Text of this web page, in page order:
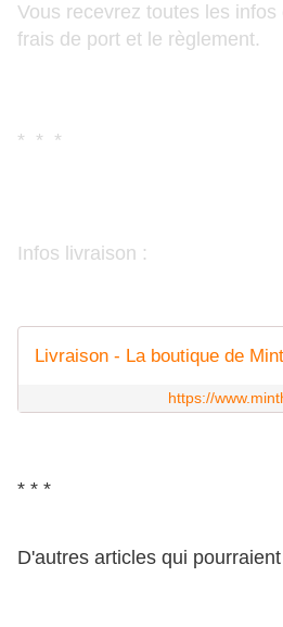
Vous recevrez toutes les
frais de port et le règlement.
* * *
Infos livraison :
Livraison - La boutique de
https://
* * *
D'autres articles qui